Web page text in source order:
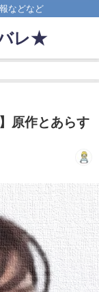
などなど
レ★
原作とあらす